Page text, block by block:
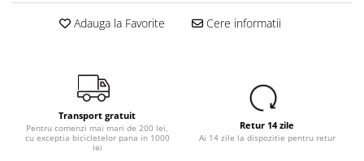
Adauga la Favorite Cere informatii
Transport gratuit
Pentru comenzi mai mari de 200 lei,
cu exceptia bicicletelor pana in 1000
lei
Retur 14 zile
Ai 14 zile la dispozitie pentru retur